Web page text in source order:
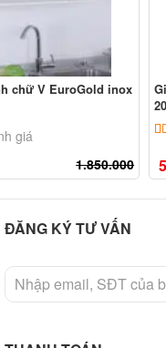
chữ V EuroGold inox
5 dựa trên
giá
1.850.000
ĐĂNG KÝ TƯ VẤN